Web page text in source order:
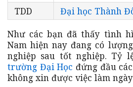
TDD
Đại học Thành
Như các bạn đã thấy tình
Nam hiện nay đang có
nghiệp sau tốt nghiệp. Tỷ
trường Đại Học đứng đầu
không xin được việc làm